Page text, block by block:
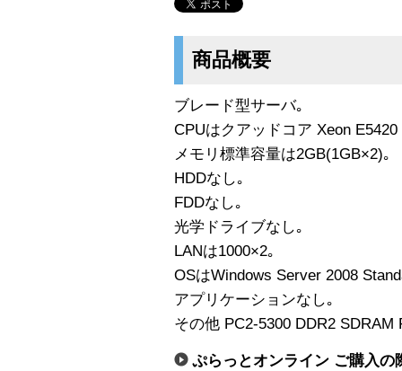
商品概要
ブレード型サーバ｡
CPUはクアッドコア Xeon E5420
メモリ標準容量は2GB(1GB×2)｡
HDDなし｡
FDDなし｡
光学ドライブなし｡
LANは1000×2｡
OSはWindows Server 2008
アプリケーションなし｡
その他 PC2-5300 DDR2 SDRAM
ぷらっとオンライン ご購入の